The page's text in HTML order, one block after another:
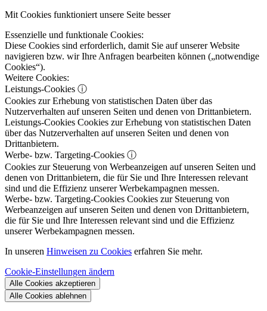
Mit Cookies funktioniert unsere Seite besser
Essenzielle und funktionale Cookies:
Diese Cookies sind erforderlich, damit Sie auf unserer Website
navigieren bzw. wir Ihre Anfragen bearbeiten können („notwendige
Cookies“).
Weitere Cookies:
Leistungs-Cookies ⓘ
Cookies zur Erhebung von statistischen Daten über das
Nutzerverhalten auf unseren Seiten und denen von Drittanbietern.
Leistungs-Cookies Cookies zur Erhebung von statistischen Daten
über das Nutzerverhalten auf unseren Seiten und denen von
Drittanbietern.
Werbe- bzw. Targeting-Cookies ⓘ
Cookies zur Steuerung von Werbeanzeigen auf unseren Seiten und
denen von Drittanbietern, die für Sie und Ihre Interessen relevant
sind und die Effizienz unserer Werbekampagnen messen.
Werbe- bzw. Targeting-Cookies Cookies zur Steuerung von
Werbeanzeigen auf unseren Seiten und denen von Drittanbietern,
die für Sie und Ihre Interessen relevant sind und die Effizienz
unserer Werbekampagnen messen.
In unseren Hinweisen zu Cookies erfahren Sie mehr.
Cookie-Einstellungen ändern
Alle Cookies akzeptieren
Alle Cookies ablehnen